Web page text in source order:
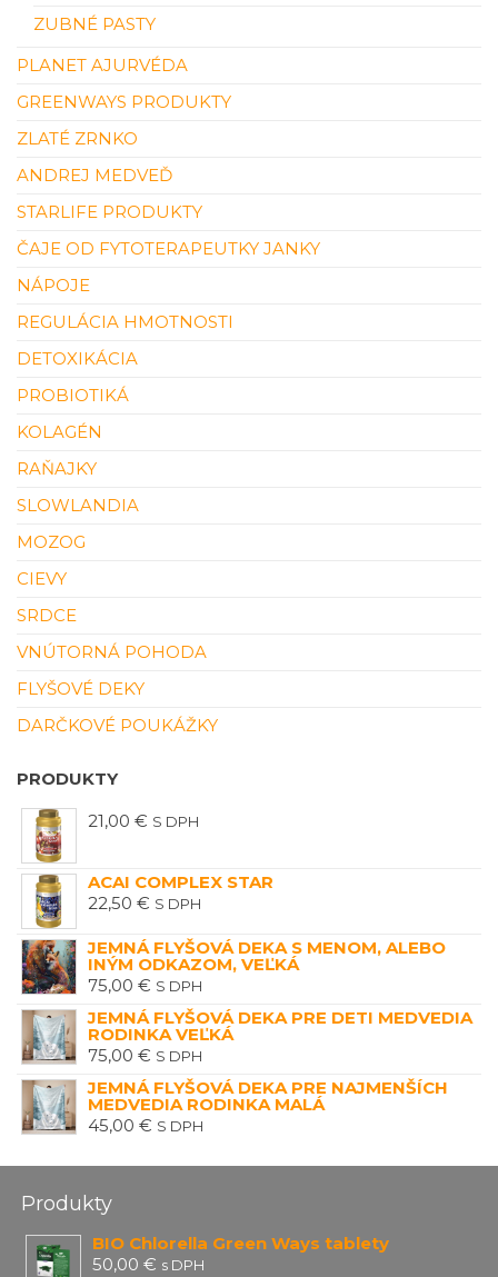
ZUBNÉ PASTY
PLANET AJURVÉDA
GREENWAYS PRODUKTY
ZLATÉ ZRNKO
ANDREJ MEDVEĎ
STARLIFE PRODUKTY
ČAJE OD FYTOTERAPEUTKY JANKY
NÁPOJE
REGULÁCIA HMOTNOSTI
DETOXIKÁCIA
PROBIOTIKÁ
KOLAGÉN
RAŇAJKY
SLOWLANDIA
MOZOG
CIEVY
SRDCE
VNÚTORNÁ POHODA
FLYŠOVÉ DEKY
DARČKOVÉ POUKÁŽKY
PRODUKTY
21,00 € S DPH
ACAI COMPLEX STAR
22,50 € S DPH
JEMNÁ FLYŠOVÁ DEKA S MENOM, ALEBO
INÝM ODKAZOM, VEĽKÁ
75,00 € S DPH
JEMNÁ FLYŠOVÁ DEKA PRE DETI MEDVEDIA
RODINKA VEĽKÁ
75,00 € S DPH
JEMNÁ FLYŠOVÁ DEKA PRE NAJMENŠÍCH
MEDVEDIA RODINKA MALÁ
45,00 € S DPH
Produkty
BIO Chlorella Green Ways tablety
50,00€ s DPH